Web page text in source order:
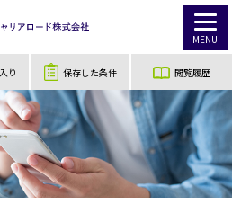
MENU
り 保存した条件 閲覧履歴